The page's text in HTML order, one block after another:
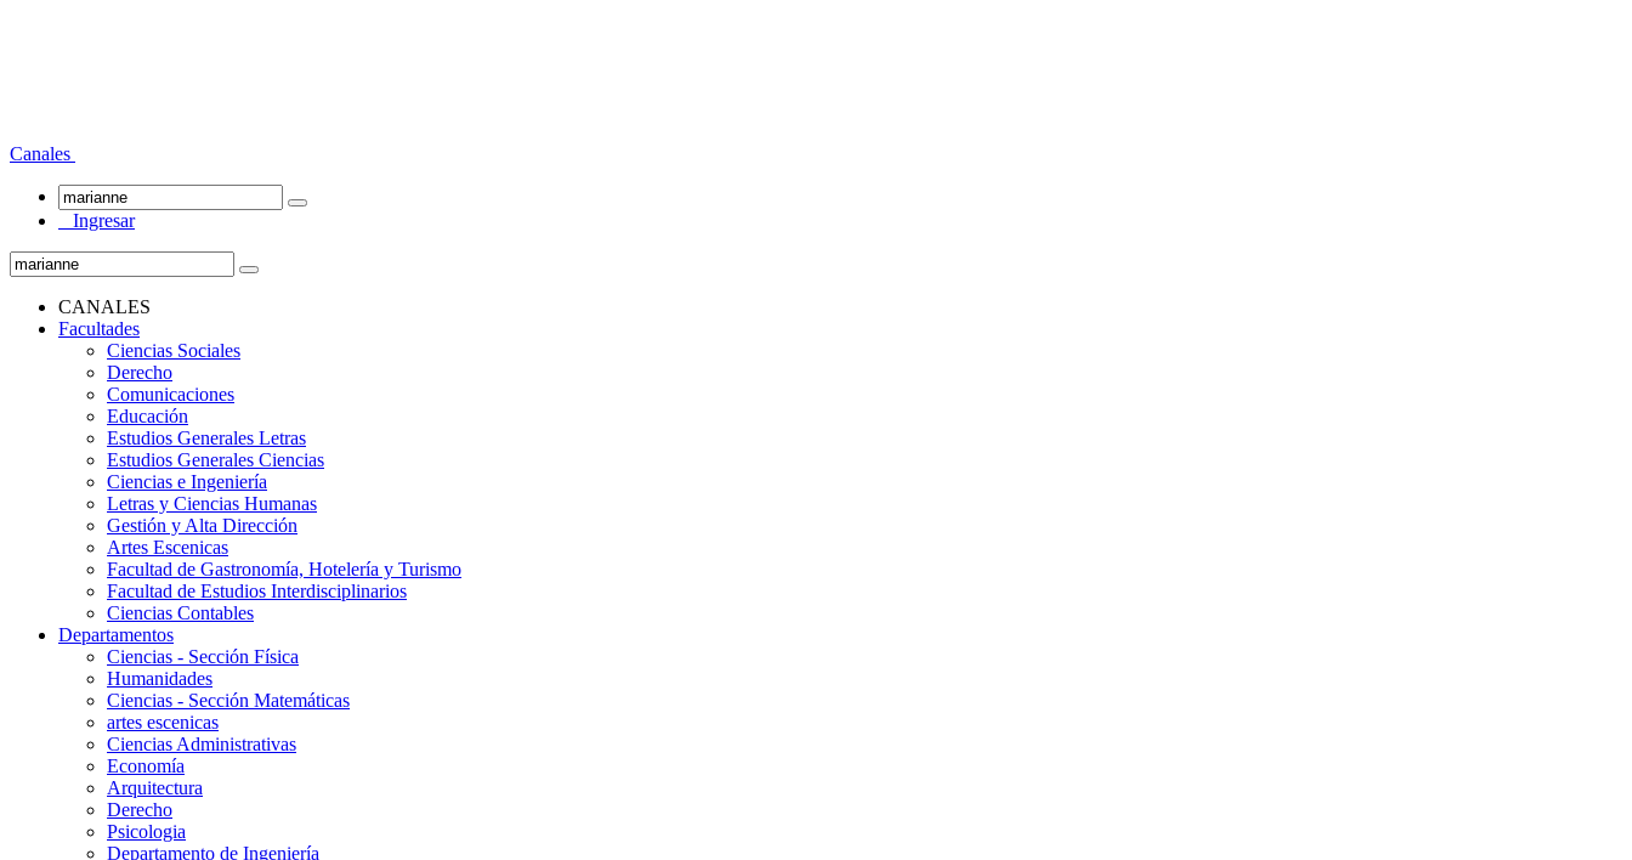
Canales
Ingresar
CANALES
Facultades
Ciencias Sociales
Derecho
Comunicaciones
Educación
Estudios Generales Letras
Estudios Generales Ciencias
Ciencias e Ingeniería
Letras y Ciencias Humanas
Gestión y Alta Dirección
Artes Escenicas
Facultad de Gastronomía, Hotelería y Turismo
Facultad de Estudios Interdisciplinarios
Ciencias Contables
Departamentos
Ciencias - Sección Física
Humanidades
Ciencias - Sección Matemáticas
artes escenicas
Ciencias Administrativas
Economía
Arquitectura
Derecho
Psicologia
Departamento de Ingeniería